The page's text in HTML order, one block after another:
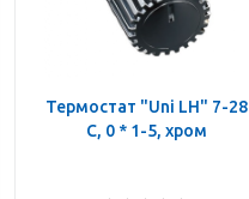
Термостат "Uni LH" 7-28
C, 0 * 1-5, хром